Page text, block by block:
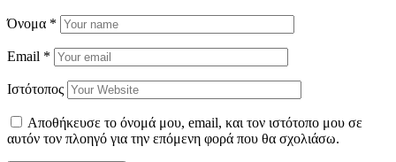
Όνομα *
Email *
Ιστότοπος
Αποθήκευσε το όνομά μου, email, και τον ιστότοπο μου σε
αυτόν τον πλοηγό για την επόμενη φορά που θα σχολιάσω.